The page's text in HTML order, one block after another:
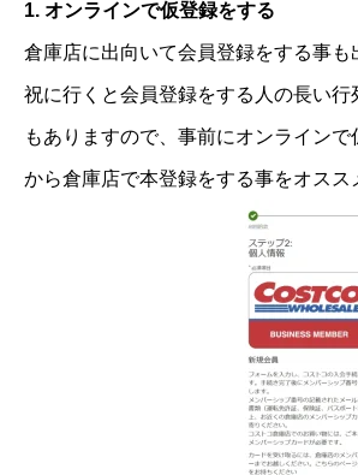
1. オンラインで仮登録をする
倉庫店に出向いて会員登録をする事も
祝に行くと会員登録をする人の長い行
もありますので、事前にオンラインで
から倉庫店で本登録をする事をオスス